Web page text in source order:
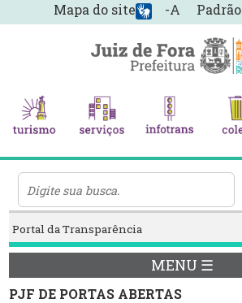
-A Padrão
Mapa do site
Portal da Transparência
MENU ☰
PJF DE PORTAS ABERTAS